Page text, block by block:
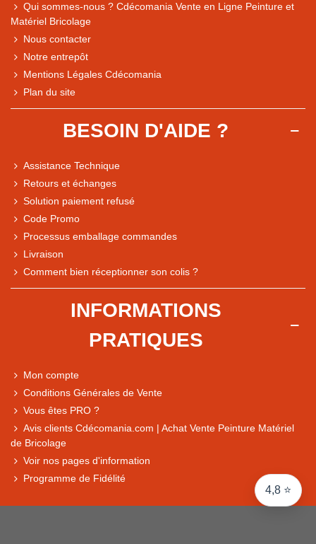
4,8 ⭐
Comparaison des performances du magasin
Express, Chez vous, Point relais, Retrait magasin
Qui sommes-nous ? Cdécomania Vente en Ligne Peinture et
Matériel Bricolage
Nous contacter
Notre entrepôt
Mentions Légales Cdécomania
Plan du site
BESOIN D'AIDE ?
Assistance Technique
Retours et échanges
Solution paiement refusé
Code Promo
Processus emballage commandes
Livraison
Comment bien réceptionner son colis ?
INFORMATIONS
PRATIQUES
Mon compte
Conditions Générales de Vente
Vous êtes PRO ?
Avis clients Cdécomania.com | Achat Vente Peinture Matériel
de Bricolage
Voir nos pages d'information
Programme de Fidélité